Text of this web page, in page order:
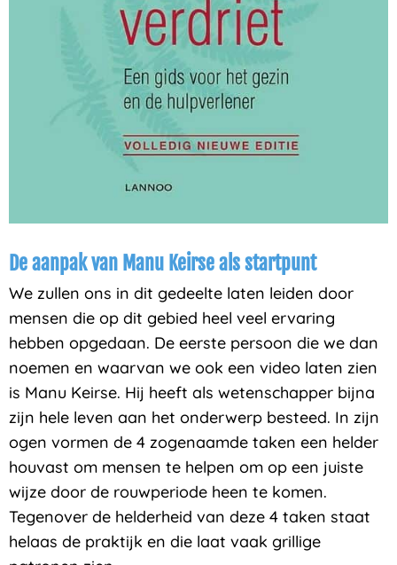
De aanpak van Manu Keirse als startpunt
We zullen ons in dit gedeelte laten leiden door
mensen die op dit gebied heel veel ervaring
hebben opgedaan. De eerste persoon die we dan
noemen en waarvan we ook een video laten zien
is Manu Keirse. Hij heeft als wetenschapper bijna
zijn hele leven aan het onderwerp besteed. In zijn
ogen vormen de 4 zogenaamde taken een helder
houvast om mensen te helpen om op een juiste
wijze door de rouwperiode heen te komen.
Tegenover de helderheid van deze 4 taken staat
helaas de praktijk en die laat vaak grillige